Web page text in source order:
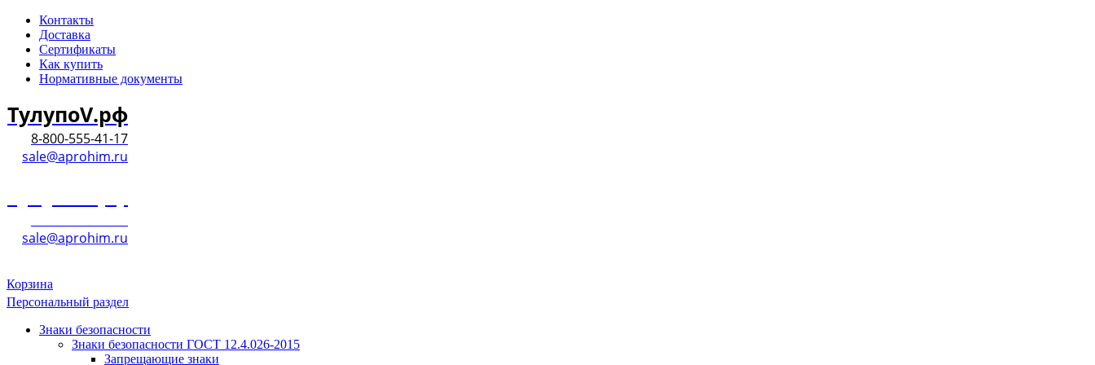
Контакты
Доставка
Сертификаты
Как купить
Нормативные документы
ТулупоV.рф
8-800-555-41-17
sale@aprohim.ru
sale@aprohim.ru
Корзина
Персональный раздел
Знаки безопасности
Знаки безопасности ГОСТ 12.4.026-2015
Запрещающие знаки